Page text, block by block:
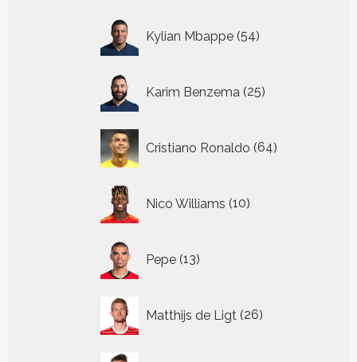
Kylian Mbappe 54
producten
Karim Benzema 25
producten
Cristiano Ronaldo 64
producten
Nico Williams 10
producten
Pepe 13
producten
Matthijs de Ligt 26
producten